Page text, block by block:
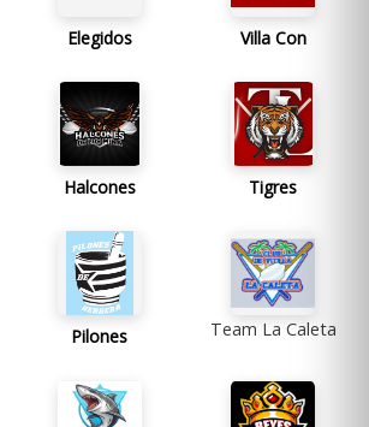
Elegidos Villa Con
Halcones Tigres
Pilones Team La Caleta